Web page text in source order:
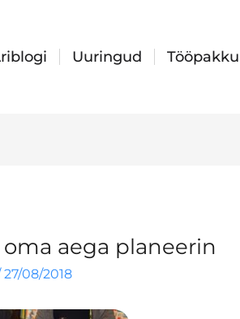
Uuringud
aega planeerin
27/08/2018